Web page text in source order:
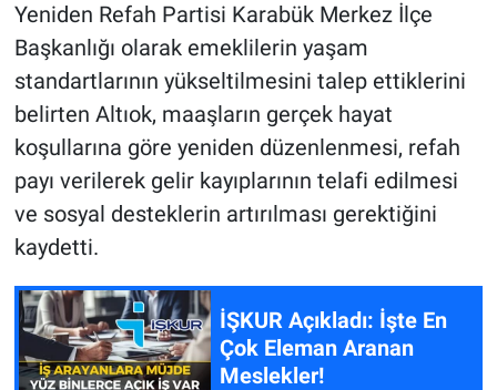
Yeniden Refah Partisi Karabük Merkez İlçe
Başkanlığı olarak emeklilerin yaşam
standartlarının yükseltilmesini talep ettiklerini
belirten Altıok, maaşların gerçek hayat
koşullarına göre yeniden düzenlenmesi, refah
payı verilerek gelir kayıplarının telafi edilmesi
ve sosyal desteklerin artırılması gerektiğini
kaydetti.
İŞKUR Açıkladı: İşte En
Çok Eleman Aranan
Meslekler!